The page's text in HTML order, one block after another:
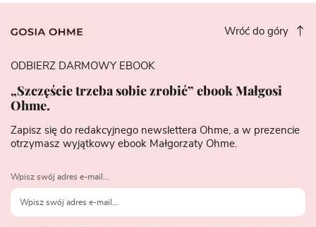
Wróć do góry
ODBIERZ DARMOWY EBOOK
„Szczęście trzeba sobie zrobić” ebook Małgosi
Ohme.
Zapisz się do redakcyjnego newslettera Ohme, a w prezencie
otrzymasz wyjątkowy ebook Małgorzaty Ohme.
Wpisz swój adres e-mail...